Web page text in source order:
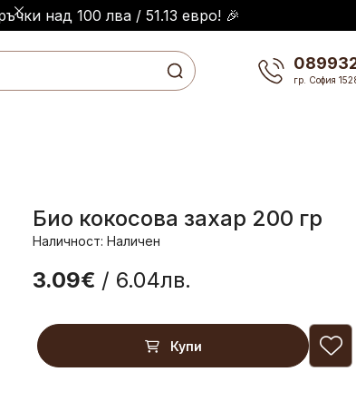
над 100 лва / 51.13 евро! 🎉
гр. София
Био кокосова захар 200 гр
Наличност: Наличен
3.09€ / 6.04лв.
Купи